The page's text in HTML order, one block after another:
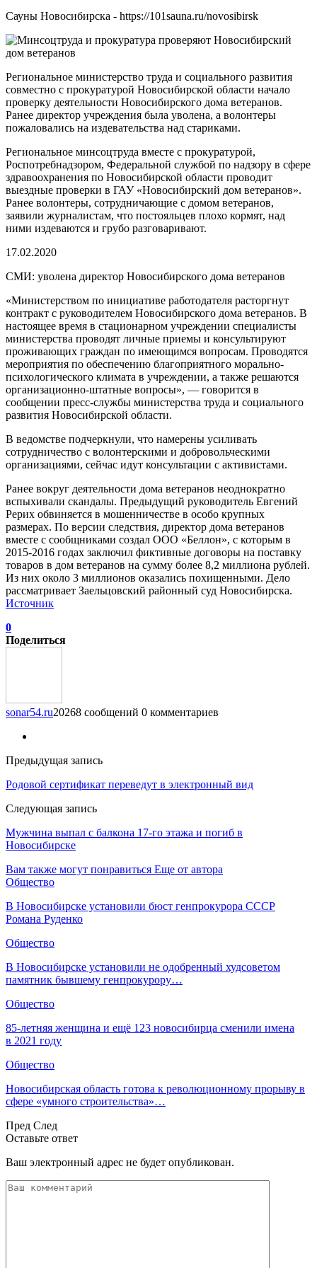
Сауны Новосибирска - https://101sauna.ru/novosibirsk
Региональное министерство труда и социального развития
совместно с прокуратурой Новосибирской области начало
проверку деятельности Новосибирского дома ветеранов.
Ранее директор учреждения была уволена, а волонтеры
пожаловались на издевательства над стариками.
Региональное минсоцтруда вместе с прокуратурой,
Роспотребнадзором, Федеральной службой по надзору в сфере
здравоохранения по Новосибирской области проводит
выездные проверки в ГАУ «Новосибирский дом ветеранов».
Ранее волонтеры, сотрудничающие с домом ветеранов,
заявили журналистам, что постояльцев плохо кормят, над
ними издеваются и грубо разговаривают.
17.02.2020
СМИ: уволена директор Новосибирского дома ветеранов
«Министерством по инициативе работодателя расторгнут
контракт с руководителем Новосибирского дома ветеранов. В
настоящее время в стационарном учреждении специалисты
министерства проводят личные приемы и консультируют
проживающих граждан по имеющимся вопросам. Проводятся
мероприятия по обеспечению благоприятного морально-
психологического климата в учреждении, а также решаются
организационно-штатные вопросы», — говорится в
сообщении пресс-службы министерства труда и социального
развития Новосибирской области.
В ведомстве подчеркнули, что намерены усиливать
сотрудничество с волонтерскими и добровольческими
организациями, сейчас идут консультации с активистами.
Ранее вокруг деятельности дома ветеранов неоднократно
вспыхивали скандалы. Предыдущий руководитель Евгений
Рерих обвиняется в мошенничестве в особо крупных
размерах. По версии следствия, директор дома ветеранов
вместе с сообщниками создал ООО «Беллон», с которым в
2015-2016 годах заключил фиктивные договоры на поставку
товаров в дом ветеранов на сумму более 8,2 миллиона рублей.
Из них около 3 миллионов оказались похищенными. Дело
рассматривает Заельцовский районный суд Новосибирска.
Источник
0
Поделиться
sonar54.ru20268 сообщений 0 комментариев
Предыдущая запись
Родовой сертификат переведут в электронный вид
Следующая запись
Мужчина выпал с балкона 17-го этажа и погиб в
Новосибирске
Вам также могут понравиться Еще от автора
Общество
В Новосибирске установили бюст генпрокурора СССР
Романа Руденко
Общество
В Новосибирске установили не одобренный худсоветом
памятник бывшему генпрокурору…
Общество
85-летняя женщина и ещё 123 новосибирца сменили имена
в 2021 году
Общество
Новосибирская область готова к революционному прорыву в
сфере «умного строительства»…
Пред След
Оставьте ответ
Ваш электронный адрес не будет опубликован.